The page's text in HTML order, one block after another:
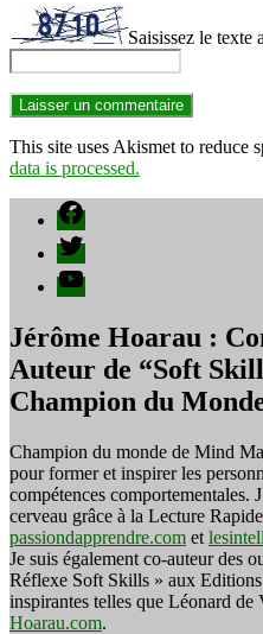
Saisissez le texte
This site uses Akismet to reduce
data is processed.
Facebook
Twitter
YouTube
Jérôme Hoarau :
Auteur de “Soft
Champion du
Champion du monde de Mind
pour former et inspirer les
compétences comportementales.
cerveau grâce à la Lecture
passiondapprendre.com et
Je suis également co-auteur des
Réflexe Soft Skills » aux
inspirantes telles que Léonard de
Hoarau.com.